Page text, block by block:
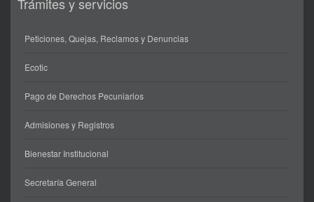
Trámites y servicios
Peticiones, Quejas, Reclamos y Denuncias
Ecotic
Pago de Derechos Pecuniarios
Admisiones y Registros
Bienestar Institucional
Secretaría General